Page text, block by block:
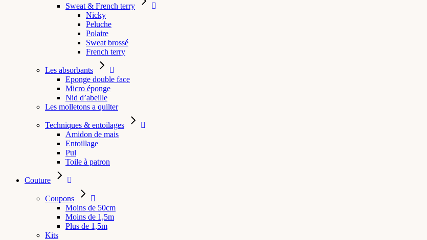
Sweat & French terry
Nicky
Peluche
Polaire
Sweat brossé
French terry
Les absorbants
Eponge double face
Micro éponge
Nid d’abeille
Les molletons a quilter
Techniques & entoilages
Amidon de mais
Entoillage
Pul
Toile à patron
Couture
Coupons
Moins de 50cm
Moins de 1,5m
Plus de 1,5m
Kits